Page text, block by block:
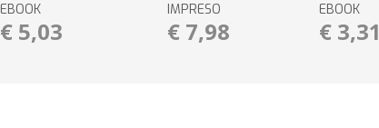
EBOOK
€ 5,03
IMPRESO
€ 7,98
EBOOK
€ 3,31